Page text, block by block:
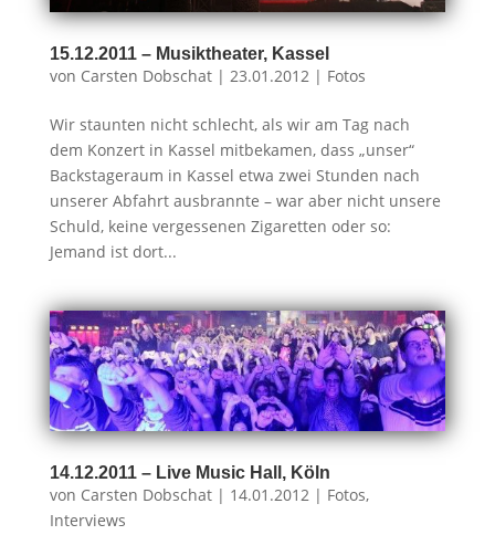
15.12.2011 – Musiktheater, Kassel
von Carsten Dobschat| 23.01.2012 | Fotos
Wir staunten nicht schlecht, als wir am Tag nach
dem Konzert in Kassel mitbekamen, dass „unser“
Backstageraum in Kassel etwa zwei Stunden nach
unserer Abfahrt ausbrannte – war aber nicht unsere
Schuld, keine vergessenen Zigaretten oder so:
Jemand ist dort...
14.12.2011 – Live Music Hall, Köln
von Carsten Dobschat| 14.01.2012| Fotos,
Interviews